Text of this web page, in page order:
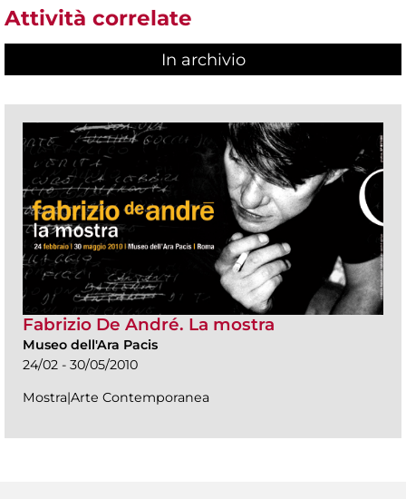
Attività correlate
In archivio
Fabrizio De André. La mostra
Museo dell'Ara Pacis
24/02 - 30/05/2010
Mostra|Arte Contemporanea